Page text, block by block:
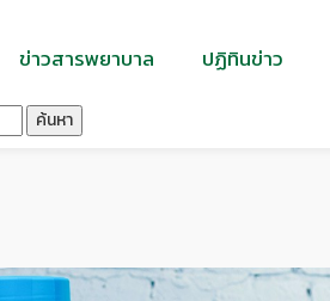
ข่าวสารพยาบาล ปฏิทินข่าว
ค้นหา